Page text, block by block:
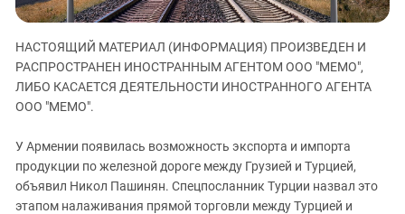
Карачаево-Черкесия
Краснодарский край
Российская Федерация
Северная Осетия - Алания
СКФО
НАСТОЯЩИЙ МАТЕРИАЛ (ИНФОРМАЦИЯ) ПРОИЗВЕДЕН И
РАСПРОСТРАНЕН ИНОСТРАННЫМ АГЕНТОМ ООО "МЕМО",
ЛИБО КАСАЕТСЯ ДЕЯТЕЛЬНОСТИ ИНОСТРАННОГО АГЕНТА
ООО "МЕМО".
У Армении появилась возможность экспорта и импорта
продукции по железной дороге между Грузией и Турцией,
объявил Никол Пашинян. Спецпосланник Турции назвал это
этапом налаживания прямой торговли между Турцией и